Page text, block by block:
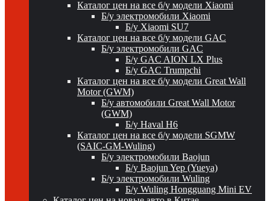
Каталог цен на все б/у модели Xiaomi
Б/у электромобили Xiaomi
Б/у Xiaomi SU7
Каталог цен на все б/у модели GAC
Б/у электромобили GAC
Б/у GAC AION LX Plus
Б/у GAC Trumpchi
Каталог цен на все б/у модели Great Wall
Motor (GWM)
Б/у автомобили Great Wall Motor
(GWM)
Б/у Haval H6
Каталог цен на все б/у модели SGMW
(SAIC-GM-Wuling)
Б/у электромобили Baojun
Б/у Baojun Yep (Yueya)
Б/у электромобили Wuling
Б/у Wuling Hongguang Mini EV